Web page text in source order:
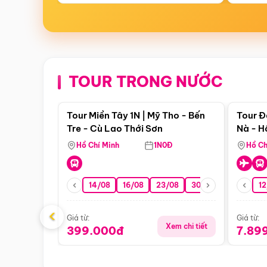
TOUR TRONG NƯỚC
Điểm nổi bật
Tour Miền Tây 1N | Mỹ Tho - Bến
Tre - Cù Lao Thới Sơn
Hồ Chí Minh 1N0Đ
14/08 16/08 23/08 30/08 06/09
Giá từ:
399.000đ Xem chi tiết
Tour
Nà -
Nha
Hồ
Giá từ:
‹